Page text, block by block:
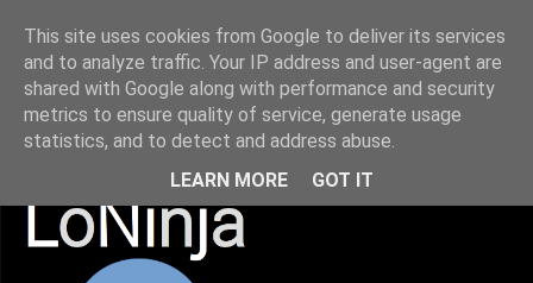
LoNinja.gr
Menu
This site uses cookies from Google to deliver its services
and to analyze traffic. Your IP address and user-agent are
shared with Google along with performance and security
metrics to ensure quality of service, generate usage
statistics, and to detect and address abuse.
LEARN MORE
GOT IT